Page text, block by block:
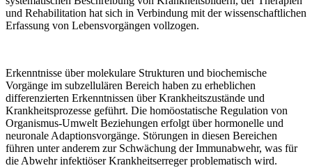
und Rehabilitation hat sich in Verbindung mit der wissenschaftlichen
Erfassung von Lebensvorgängen vollzogen.
Erkenntnisse über molekulare Strukturen und biochemische
Vorgänge im subzellulären Bereich haben zu erheblichen
differenzierten Erkenntnissen über Krankheitszustände und
Krankheitsprozesse geführt. Die homöostatische Regulation von
Organismus-Umwelt Beziehungen erfolgt über hormonelle und
neuronale Adaptionsvorgänge. Störungen in diesen Bereichen
führen unter anderem zur Schwächung der Immunabwehr, was für
die Abwehr infektiöser Krankheitserreger problematisch wird.